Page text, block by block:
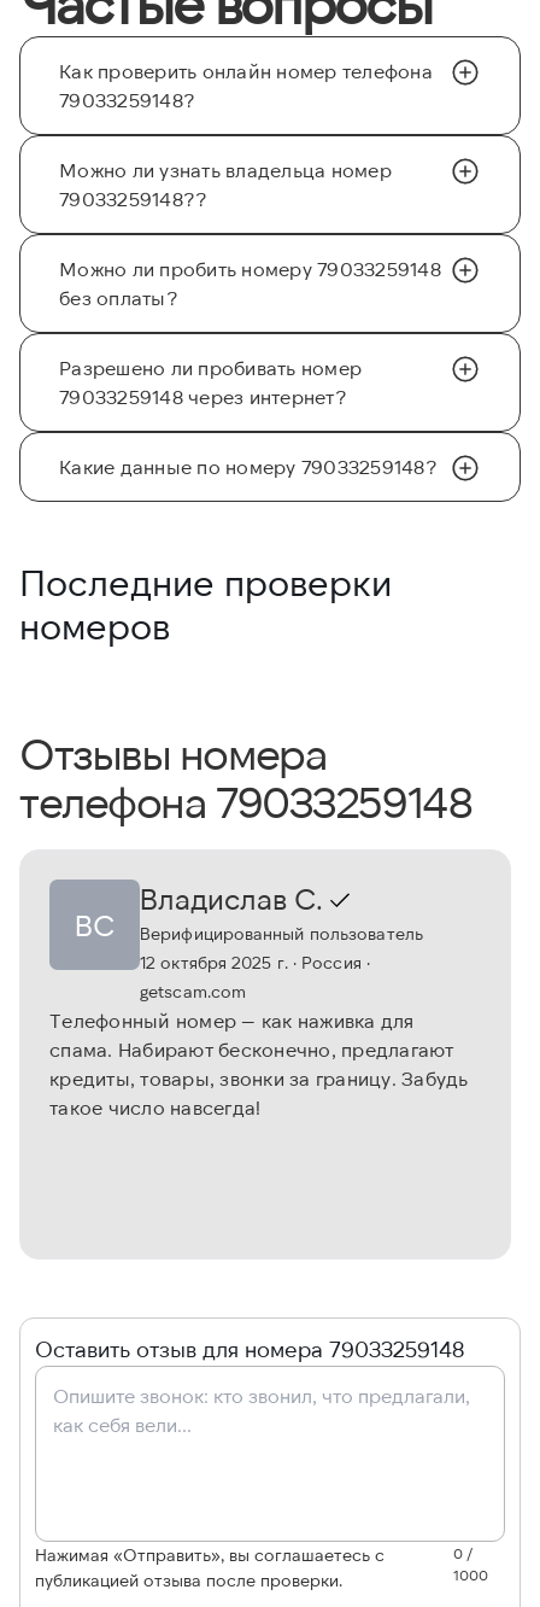
Как проверить онлайн номер телефона
79033259148?
Можно ли узнать владельца номер
79033259148??
Можно ли пробить номеру 79033259148
без оплаты?
Разрешено ли пробивать номер
79033259148 через интернет?
Какие данные по номеру 79033259148?
Последние проверки
номеров
Отзывы номера
телефона 79033259148
ВС
Владислав С.
Верифицированный пользователь
12 октября 2025 г.· Россия ·
getscam.com
Телефонный номер — как наживка для
спама. Набирают бесконечно, предлагают
кредиты, товары, звонки за границу. Забудь
такое число навсегда!
Оставить отзыв для номера 79033259148
Нажимая «Отправить», вы соглашаетесь с
публикацией отзыва после проверки.
0 /
1000